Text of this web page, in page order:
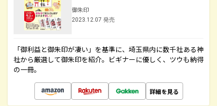
御朱印
2023.12.07 発売
「御利益と御朱印が凄い」を基準に、埼玉県内に数千社ある神
社から厳選して御朱印を紹介。ビギナーに優しく、ツウも納得
の一冊。
詳細を見る